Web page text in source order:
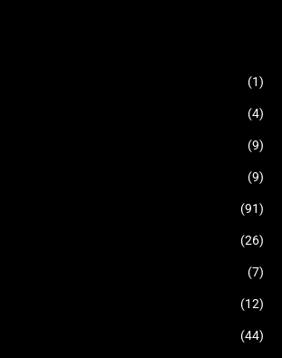
(1)
(4)
(9)
(9)
(91)
(26)
(7)
(12)
(44)